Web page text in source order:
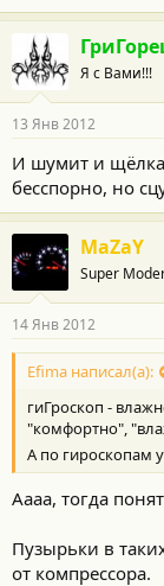
Я с Вами!!!
13 Янв 2012
И шумит и
бесспорно, но
MaZaY
Super
14 Янв 2012
Efima написал(а):
гиГроскоп -
"комфортно",
А по гироскопам
Аааа, тогда
Пузырьки в
от компрессора.